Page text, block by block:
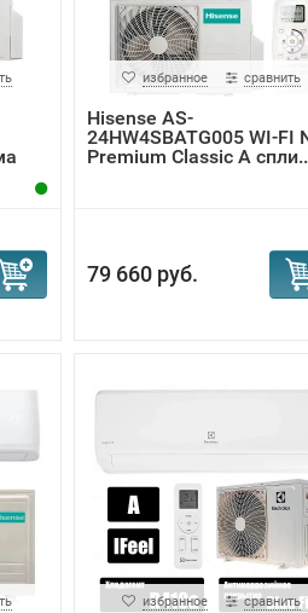
избранное сравнить
Hisense AS-
24HW4SBATG005 WI-FI
Premium Classic A
79 660 руб.
избранное сравнить